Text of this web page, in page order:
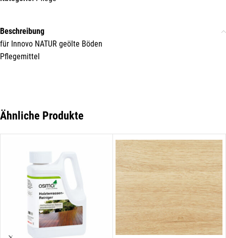
Beschreibung
für Innovo NATUR geölte Böden
Pflegemittel
Ähnliche Produkte
unseres Unternehmens.
Hiermit erkläre ich mich damit einverstanden, dass die Daten
Zwecke der Zusendung von Newslettern über Neuigkeiten in der
Liechtenstein Holztreff GmbH im Einklang mit der
Datenschutzerklärung verwendet werden. Diese Einwilligung ist
freiwillig und kann jederzeit mit Wirkung für die Zukunft gegenüber
der Liechtenstein Holztreff GmbH unterinfo@holztreff.at